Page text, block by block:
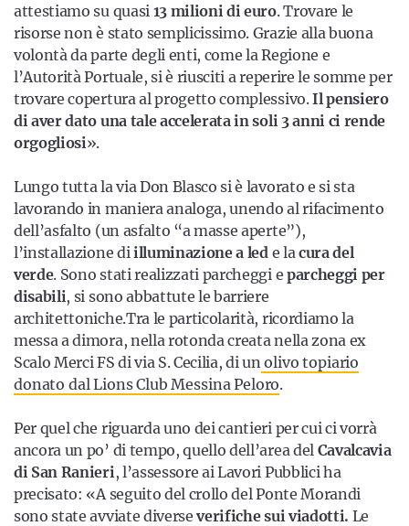
attestiamo su quasi 13 milioni di euro. Trovare le
risorse non è stato semplicissimo. Grazie alla buona
volontà da parte degli enti, come la Regione e
l’Autorità Portuale, si è riusciti a reperire le somme per
trovare copertura al progetto complessivo.Il pensiero
di aver dato una tale accelerata in soli 3 anni ci rende
orgogliosi».
Lungo tutta la via Don Blasco si è lavorato e si sta
lavorando in maniera analoga, unendo al rifacimento
dell’asfalto (un asfalto “a masse aperte”),
l’installazione diilluminazione a lede lacura del
verde. Sono stati realizzati parcheggi e parcheggi per
disabili, si sono abbattute le barriere
architettoniche.Tra le particolarità, ricordiamo la
messa a dimora, nella rotonda creata nella zona ex
Scalo Merci FS di via S. Cecilia, di unolivo topiario
donato dal Lions Club Messina Peloro.
Per quel che riguarda uno dei cantieri per cui ci vorrà
ancora un po’ di tempo, quello dell’area del Cavalcavia
di San Ranieri, l’assessore ai Lavori Pubblici ha
precisato: «A seguito del crollo del Ponte Morandi
sono state avviate diverseverifiche sui viadotti. Le